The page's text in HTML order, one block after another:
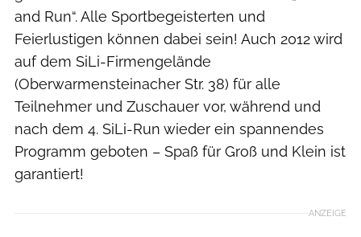
and Run“. Alle Sportbegeisterten und
Feierlustigen können dabei sein! Auch 2012 wird
auf dem SiLi-Firmengelände
(Oberwarmensteinacher Str. 38) für alle
Teilnehmer und Zuschauer vor, während und
nach dem 4. SiLi-Run wieder ein spannendes
Programm geboten – Spaß für Groß und Klein ist
garantiert!
ANZEIGE